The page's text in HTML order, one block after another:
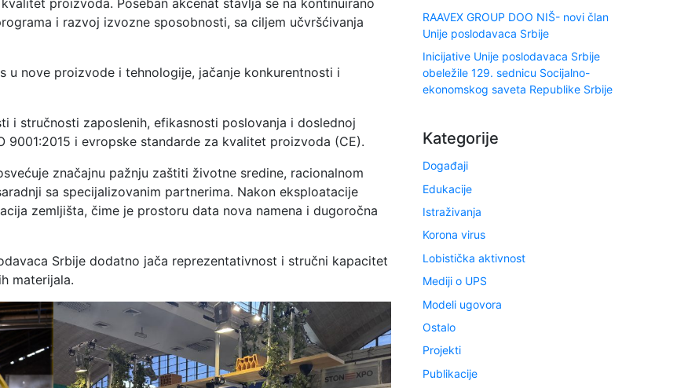
i razvoj izvozne sposobnosti, sa ciljem učvršćivanja
u nove proizvode i tehnologije, jačanje konkurentnosti i
i stručnosti zaposlenih, efikasnosti poslovanja i doslednoj
9001:2015 i evropske standarde za kvalitet proizvoda (CE).
značajnu pažnju zaštiti životne sredine, racionalnom
sa specijalizovanim partnerima. Nakon eksploatacije
zemljišta, čime je prostoru data nova namena i dugoročna
Srbije dodatno jača reprezentativnost i stručni kapacitet
materijala.
RAAVEX GROUP DOO NIŠ- novi član
Unije poslodavaca Srbije
Inicijative Unije poslodavaca Srbije
obeležile 129. sednicu Socijalno-
ekonomskog saveta Republike Srbije
Kategorije
Događaji
Edukacije
Istraživanja
Korona virus
Lobistička aktivnost
Mediji o UPS
Modeli ugovora
Ostalo
Projekti
Publikacije